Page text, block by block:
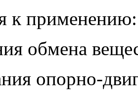
к применению:
обмена
опорно-